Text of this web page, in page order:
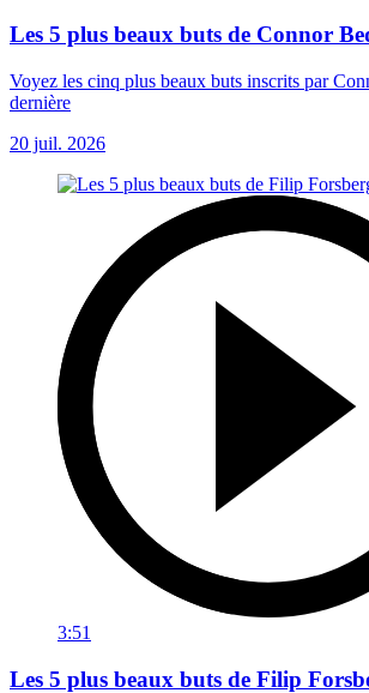
Les 5 plus beaux buts de Connor
Voyez les cinq plus beaux buts inscrits par
dernière
20 juil. 2026
3:51
Les 5 plus beaux buts de Filip